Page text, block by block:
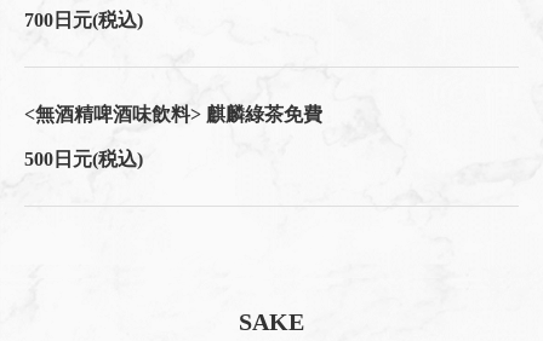
700日元(税込)
<無酒精啤酒味飲料> 麒麟綠茶免費
500日元(税込)
SAKE